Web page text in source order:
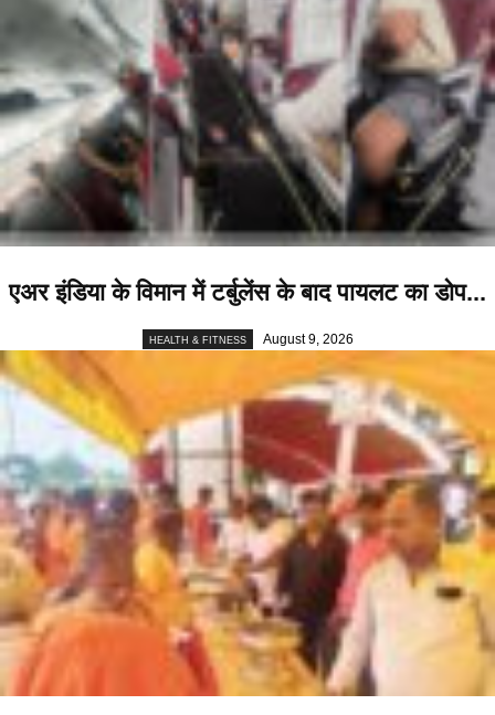
एअर इंडिया के विमान में टर्बुलेंस के बाद पायलट का डोप...
HEALTH & FITNESS August 9, 2026